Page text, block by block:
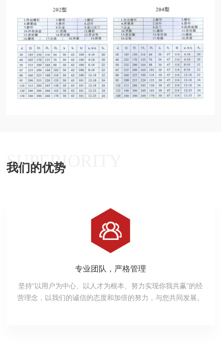
SUPERIORITY
我们的优势
专业团队，严格管理
坚持“以用户为中心、以人才为根本、努力实现你我共赢”的经
营理念，以我们的诚信的态度和加倍的努力，与您共同发展。